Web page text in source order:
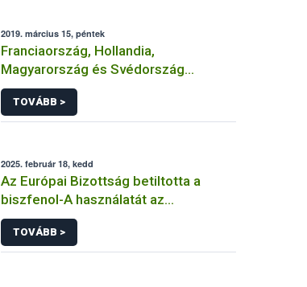
2019. március 15, péntek
Franciaország, Hollandia,
Magyarország és Svédország
közösen értékeli újra a glifozát
hatóanyagot
TOVÁBB >
2025. február 18, kedd
Az Európai Bizottság betiltotta a
biszfenol-A használatát az
élelmiszerekkel érintkező
anyagokban
TOVÁBB >